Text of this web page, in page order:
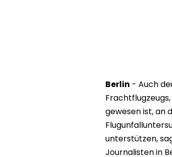
Berlin - Auch
gewesen ist, an
unterstützen,
Journalisten in